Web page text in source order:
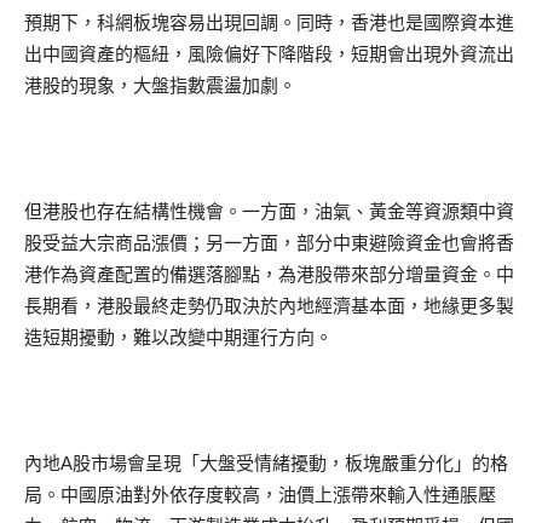
預期下，科網板塊容易出現回調。同時，香港也是國際資本進
出中國資產的樞紐，風險偏好下降階段，短期會出現外資流出
港股的現象，大盤指數震盪加劇。
但港股也存在結構性機會。一方面，油氣、黃金等資源類中資
股受益大宗商品漲價；另一方面，部分中東避險資金也會將香
港作為資產配置的備選落腳點，為港股帶來部分增量資金。中
長期看，港股最終走勢仍取決於內地經濟基本面，地緣更多製
造短期擾動，難以改變中期運行方向。
內地A股市場會呈現「大盤受情緒擾動，板塊嚴重分化」的格
局。中國原油對外依存度較高，油價上漲帶來輸入性通脹壓